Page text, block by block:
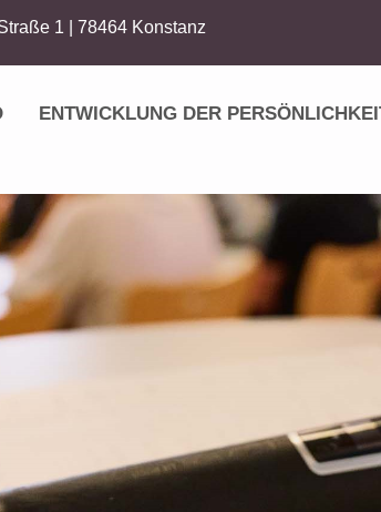
1 | 78464 Konstanz
ENTWICKLUNG DER